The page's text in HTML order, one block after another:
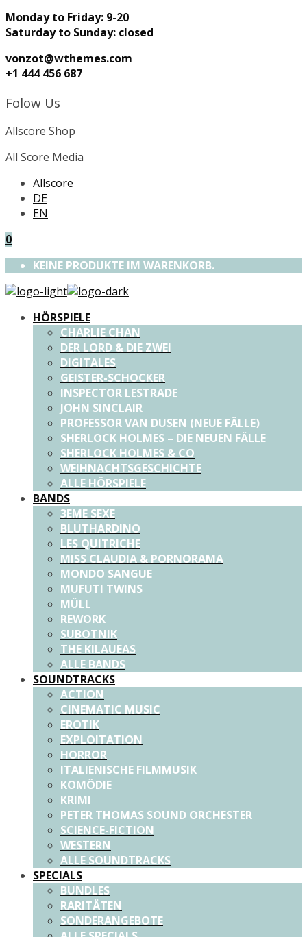
Monday to Friday: 9-20
Saturday to Sunday: closed
vonzot@wthemes.com
+1 444 456 687
Folow Us
Allscore Shop
All Score Media
Allscore
DE
EN
0
KEINE PRODUKTE IM WARENKORB.
HÖRSPIELE
CHARLIE CHAN
DER LORD & DIE ZWEI
DIGITALES
GEISTER-SCHOCKER
INSPECTOR LESTRADE
JOHN SINCLAIR
PROFESSOR VAN DUSEN (NEUE FÄLLE)
SHERLOCK HOLMES – DIE NEUEN FÄLLE
SHERLOCK HOLMES & CO
WEIHNACHTSGESCHICHTE
ALLE HÖRSPIELE
BANDS
3EME SEXE
BLUTHARDINO
LES QUITRICHE
MISS CLAUDIA & PORNORAMA
MONDO SANGUE
MUFUTI TWINS
MÜLL
REWORK
SUBOTNIK
THE KILAUEAS
ALLE BANDS
SOUNDTRACKS
ACTION
CINEMATIC MUSIC
EROTIK
EXPLOITATION
HORROR
ITALIENISCHE FILMMUSIK
KOMÖDIE
KRIMI
PETER THOMAS SOUND ORCHESTER
SCIENCE-FICTION
WESTERN
ALLE SOUNDTRACKS
SPECIALS
BUNDLES
RARITÄTEN
SONDERANGEBOTE